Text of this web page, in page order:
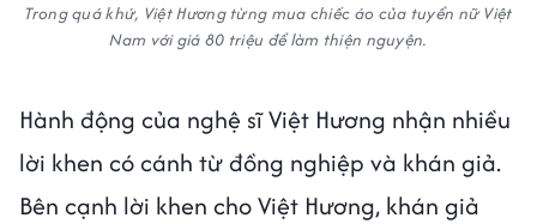
Trong quá khứ, Việt Hương từng mua chiếc áo của tuyển nữ Việt
Nam với giá 80 triệu để làm thiện nguyện.
Hành động của nghệ sĩ Việt Hương nhận nhiều
lời khen có cánh từ đồng nghiệp và khán giả.
Bên cạnh lời khen cho Việt Hương, khán giả